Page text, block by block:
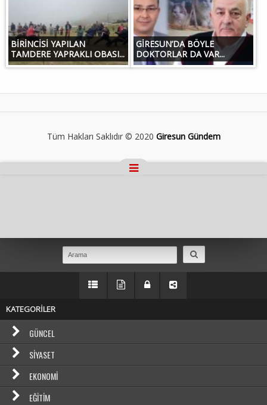
BİRİNCİSİ YAPILAN
TAMDERE YAPRAKLI OBASI...
GİRESUN’DA BÖYLE
DOKTORLAR DA VAR...
Tüm Hakları Saklıdır © 2020 Giresun Gündem
KATEGORİLER
GÜNCEL
SIYASET
EKONOMI
EĞITIM